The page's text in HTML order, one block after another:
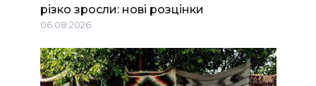
різко зросли: нові розцінки
06.08.2026